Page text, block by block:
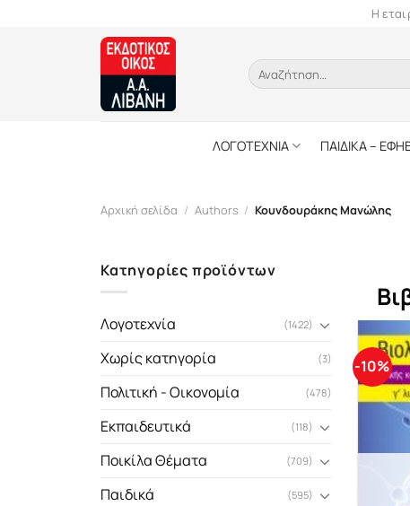
Η
Αναζήτηση
για:
ΛΟΓΟΤΕΧΝΙΑ ΠΑΙΔΙΚΑ –
Αρχική σελίδα / Authors / Κουνδουράκης Μανώλης
Κατηγορίες προϊόντων
Λογοτεχνία (1422)
Χωρίς κατηγορία (3)
Πολιτική - Οικονομία (478)
Εκπαιδευτικά (118)
Ποικίλα Θέματα (709)
Παιδικά (595)
-10%